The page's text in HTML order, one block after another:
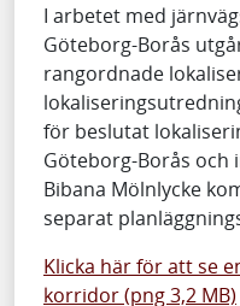
I arbetet med
Göteborg-Borås
rangordnade
för beslutat
Göteborg-Borås och
Bibana Mölnlycke
separat
Klicka här för att se
korridor (png 3,2 MB)